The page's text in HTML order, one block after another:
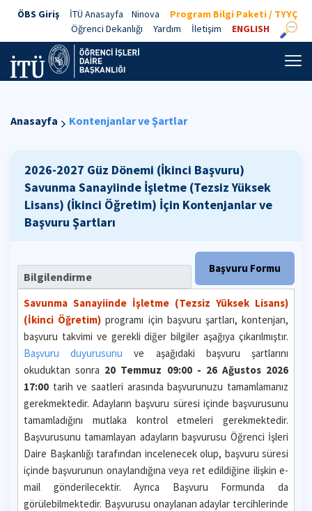
ÖBS Giriş İTÜ Anasayfa Ninova
Program Bilgi Paketi / TYYÇ
Öğrenci Dekanlığı
Yardım İletişim ENGLISH
Anasayfa Kontenjanlar ve Şartlar
2026-2027 Güz Dönemi (İkinci Başvuru)
Savunma Sanayiinde İşletme (Tezsiz Yüksek
Lisans) (İkinci Öğretim) İçin Kontenjanlar ve
Başvuru Şartları
Başvuru Formu
Bilgilendirme
Savunma Sanayiinde İşletme (Tezsiz Yüksek Lisans)
(İkinci Öğretim) programı için başvuru şartları, kontenjan,
başvuru takvimi ve gerekli diğer bilgiler aşağıya çıkarılmıştır.
Başvuru duyurusunu ve aşağıdaki başvuru şartlarını
okuduktan sonra 20 Temmuz 09:00 - 26 Ağustos 2026
17:00 tarih ve saatleri arasında başvurunuzu tamamlamanız
gerekmektedir. Adayların başvuru süresi içinde başvurusunu
tamamladığını mutlaka kontrol etmeleri gerekmektedir.
Başvurusunu tamamlayan adayların başvurusu Öğrenci İşleri
Daire Başkanlığı tarafından incelenecek olup, başvuru süresi
içinde başvurunun onaylandığına veya ret edildiğine ilişkin e-
mail gönderilecektir. Ayrıca Başvuru Formunda da
görülebilmektedir. Başvurusu onaylanan adaylar tercihlerinde